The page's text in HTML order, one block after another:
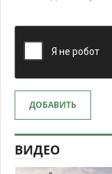
ДОБАВИТЬ
ВИДЕО